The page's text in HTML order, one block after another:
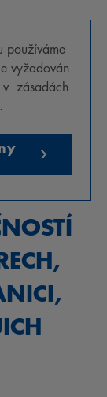
používáme
vyžadován
v zásadách
.